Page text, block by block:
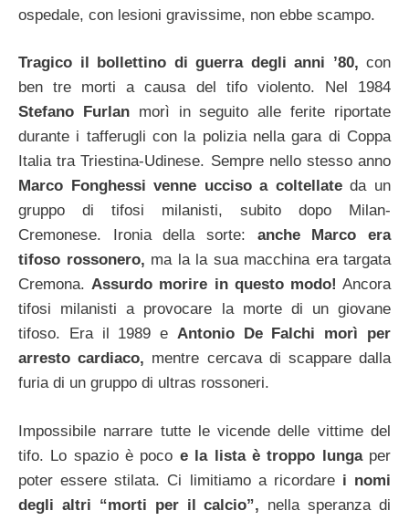
ospedale, con lesioni gravissime, non ebbe scampo.
Tragico il bollettino di guerra degli anni ’80, con
ben tre morti a causa del tifo violento. Nel 1984
Stefano Furlan morì in seguito alle ferite riportate
durante i tafferugli con la polizia nella gara di Coppa
Italia tra Triestina-Udinese. Sempre nello stesso anno
Marco Fonghessi venne ucciso a coltellateda un
gruppo di tifosi milanisti, subito dopo Milan-
Cremonese. Ironia della sorte: anche Marco era
tifoso rossonero, ma la la sua macchina era targata
Cremona.Assurdo morire in questo modo! Ancora
tifosi milanisti a provocare la morte di un giovane
tifoso. Era il 1989 e Antonio De Falchi morì per
arresto cardiaco, mentre cercava di scappare dalla
furia di un gruppo di ultras rossoneri.
Impossibile narrare tutte le vicende delle vittime del
tifo. Lo spazio è poco e la lista è troppo lunga per
poter essere stilata. Ci limitiamo a ricordare i nomi
degli altri “morti per il calcio”, nella speranza di